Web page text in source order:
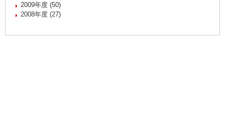
2009年度 (50)
2008年度 (27)